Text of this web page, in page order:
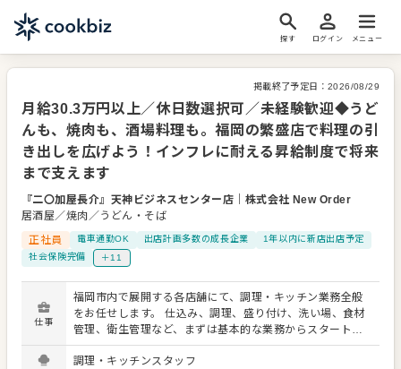
探す ログイン メニュー
掲載終了予定日： 2026/08/29
月給30.3万円以上／休日数選択可／未経験歓迎◆うど
んも、焼肉も、酒場料理も。福岡の繁盛店で料理の引
き出しを広げよう！インフレに耐える昇給制度で将来
まで支えます
『二〇加屋長介』天神ビジネスセンター店
株式会社 New Order
居酒屋／焼肉／うどん・そば
正社員
電車通勤OK 出店計画多数の成長企業
1年以内に新店出店予定
社会保険完備
＋11
仕事
福岡市内で展開する各店舗にて、調理・キッチン業務全般
をお任せします。 仕込み、調理、盛り付け、洗い場、食材
管理、衛生管理など、まずは基本的な業務からスタート。
経験やスキルに応じて、うどんの調理、居酒屋メニュー、
焼肉店での肉の扱い、季節メニューづくりなどにも少しず
調理・キッチンスタッフ